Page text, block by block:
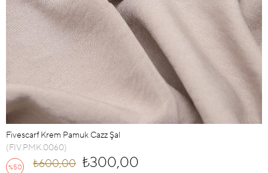
Fivescarf Krem Pamuk Cazz Şal
(FIV.PMK.0060)
%50 ₺600,00 ₺300,00